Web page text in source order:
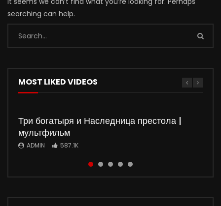
searching can help.
MOST LIKED VIDEOS
Три богатыря и Наследница престола |
мультфильм
ADMIN 587.1K